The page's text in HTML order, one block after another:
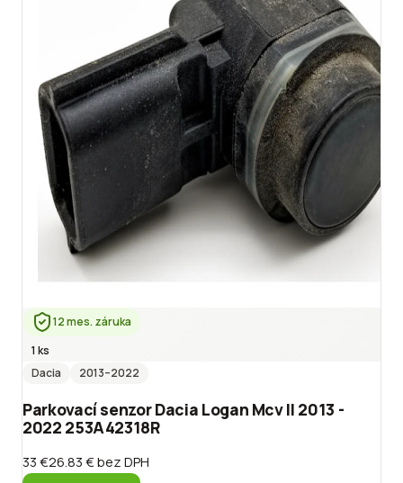
12 mes. záruka
1 ks
Dacia
2013–2022
Parkovací senzor Dacia Logan Mcv II 2013 -
2022 253A42318R
33 €26.83 €bez DPH